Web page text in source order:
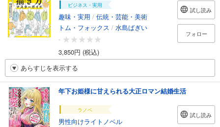
ビジネス・実用
趣味・実用 / 伝統・芸能・美術
トム・フォックス / 水島ばぎい
-
3,850円 (税込)
試し読み
フォロー
あらすじを表示する
年下お姫様に甘えられる大正ロマン結婚生活
ラノベ
男性向けライトノベル
試し読み